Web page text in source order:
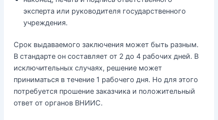
эксперта или руководителя государственного
учреждения.
Срок выдаваемого заключения может быть разным.
В стандарте он составляет от 2 до 4 рабочих дней. В
исключительных случаях, решение может
приниматься в течение 1 рабочего дня. Но для этого
потребуется прошение заказчика и положительный
ответ от органов ВНИИС.